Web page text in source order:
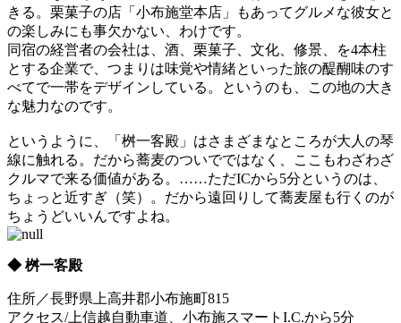
きる。栗菓子の店「小布施堂本店」もあってグルメな彼女と
の楽しみにも事欠かない、わけです。
同宿の経営者の会社は、酒、栗菓子、文化、修景、を4本柱
とする企業で、つまりは味覚や情緒といった旅の醍醐味のす
べてで一帯をデザインしている。というのも、この地の大き
な魅力なのです。
というように、「桝一客殿」はさまざまなところが大人の琴
線に触れる。だから蕎麦のついでではなく、ここもわざわざ
クルマで来る価値がある。……ただICから5分というのは、
ちょっと近すぎ（笑）。だから遠回りして蕎麦屋も行くのが
ちょうどいいんですよね。
◆ 桝一客殿
住所／長野県上高井郡小布施町815
アクセス/上信越自動車道、小布施スマートI.C.から5分